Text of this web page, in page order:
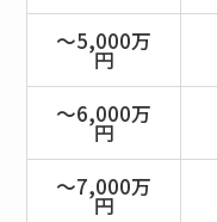
～5,000万
円
～6,000万
円
～7,000万
円